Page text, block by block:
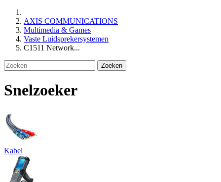
AXIS COMMUNICATIONS
Multimedia & Games
Vaste Luidsprekersystemen
C1511 Network...
Zoeken
Snelzoeker
Kabel